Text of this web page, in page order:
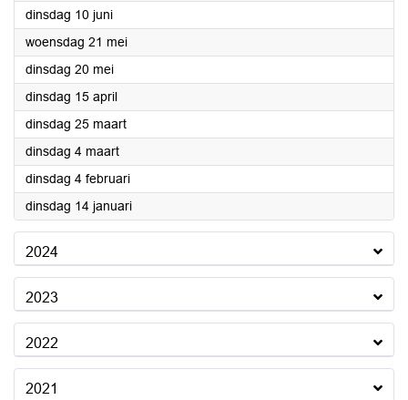
dinsdag 10 juni2025
woensdag 21 mei2025
dinsdag 20 mei2025
dinsdag 15 april2025
dinsdag 25 maart2025
dinsdag 4 maart2025
dinsdag 4 februari2025
dinsdag 14 januari2025
2024
2023
2022
2021